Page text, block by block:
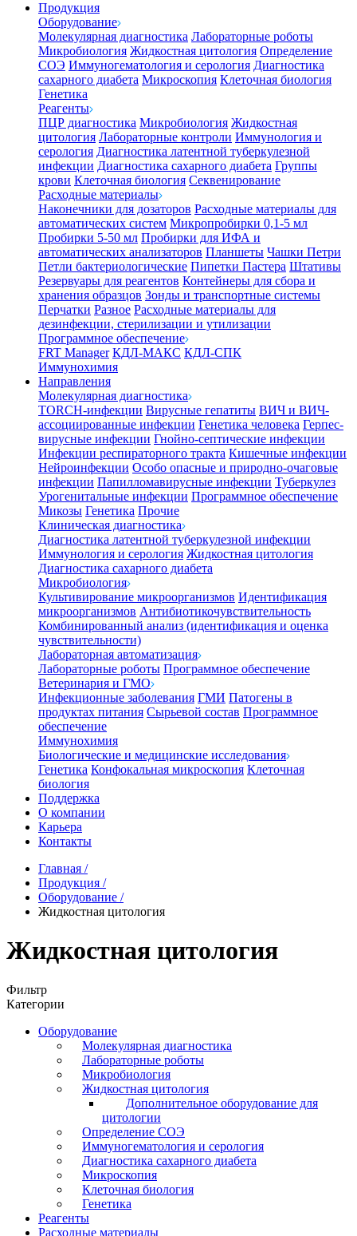
Продукция
Оборудование
Молекулярная диагностика Лабораторные роботы
Микробиология Жидкостная цитология Определение
СОЭ Иммуногематология и серология Диагностика
сахарного диабета Микроскопия Клеточная биология
Генетика
Реагенты
ПЦР диагностика Микробиология Жидкостная
цитология Лабораторные контроли Иммунология и
серология Диагностика латентной туберкулезной
инфекции Диагностика сахарного диабета Группы
крови Клеточная биология Секвенирование
Расходные материалы
Наконечники для дозаторов Расходные материалы для
автоматических систем Микропробирки 0,1-5 мл
Пробирки 5-50 мл Пробирки для ИФА и
автоматических анализаторов Планшеты Чашки Петри
Петли бактериологические Пипетки Пастера Штативы
Резервуары для реагентов Контейнеры для сбора и
хранения образцов Зонды и транспортные системы
Перчатки Разное Расходные материалы для
дезинфекции, стерилизации и утилизации
Программное обеспечение
FRT Manager КДЛ-МАКС КДЛ-СПК
Иммунохимия
Направления
Молекулярная диагностика
TORCH-инфекции Вирусные гепатиты ВИЧ и ВИЧ-
ассоциированные инфекции Генетика человека Герпес-
вирусные инфекции Гнойно-септические инфекции
Инфекции респираторного тракта Кишечные инфекции
Нейроинфекции Особо опасные и природно-очаговые
инфекции Папилломавирусные инфекции Туберкулез
Урогенитальные инфекции Программное обеспечение
Микозы Генетика Прочие
Клиническая диагностика
Диагностика латентной туберкулезной инфекции
Иммунология и серология Жидкостная цитология
Диагностика сахарного диабета
Микробиология
Культивирование микроорганизмов Идентификация
микроорганизмов Антибиотикочувствительность
Комбинированный анализ (идентификация и оценка
чувствительности)
Лабораторная автоматизация
Лабораторные роботы Программное обеспечение
Ветеринария и ГМО
Инфекционные заболевания ГМИ Патогены в
продуктах питания Сырьевой состав Программное
обеспечение
Иммунохимия
Биологические и медицинские исследования
Генетика Конфокальная микроскопия Клеточная
биология
Поддержка
О компании
Карьера
Контакты
Главная /
Продукция /
Оборудование /
Жидкостная цитология
Жидкостная цитология
Фильтр
Категории
Оборудование
Молекулярная диагностика
Лабораторные роботы
Микробиология
Жидкостная цитология
Дополнительное оборудование для
цитологии
Определение СОЭ
Иммуногематология и серология
Диагностика сахарного диабета
Микроскопия
Клеточная биология
Генетика
Реагенты
Расходные материалы